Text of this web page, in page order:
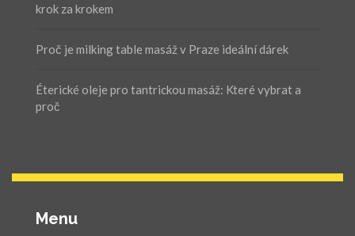
krok za krokem
Proč je milking table masáž v Praze ideální dárek
Éterické oleje pro tantrickou masáž: Které vybrat a
proč
Menu